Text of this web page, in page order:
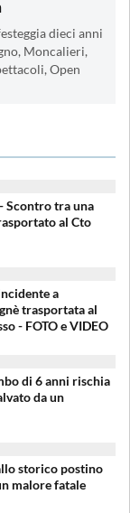
dieci anni
Moncalieri,
Open
Scontro tra una
al Cto
a
trasportata al
- FOTO e VIDEO
di 6 anni rischia
da un
storico postino
malore fatale